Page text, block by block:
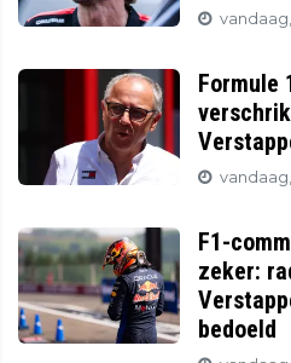
vandaag,
Formule
F1-
zeker:
bedoeld